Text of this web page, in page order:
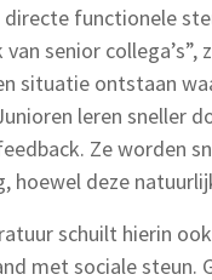
functionele
van senior
situatie ontstaan
leren sneller
Ze worden
hoewel deze
schuilt hierin
met sociale steun.